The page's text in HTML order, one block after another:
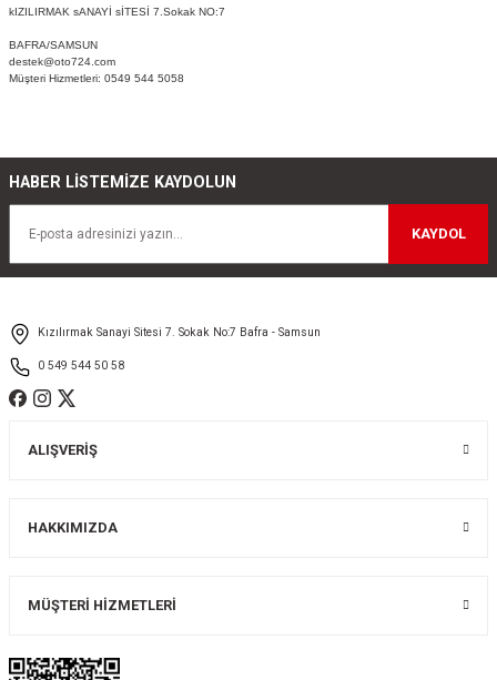
kIZILIRMAK sANAYİ sİTESİ 7.Sokak NO:7
BAFRA/SAMSUN
destek@oto724.com
Müşteri Hizmetleri: 0549 544 5058
HABER LİSTEMİZE KAYDOLUN
KAYDOL
Kızılırmak Sanayi Sitesi 7. Sokak No:7 Bafra - Samsun
0 549 544 50 58
ALIŞVERİŞ
HAKKIMIZDA
MÜŞTERİ HİZMETLERİ